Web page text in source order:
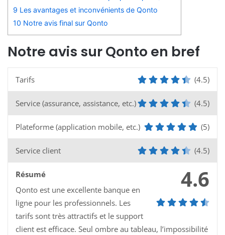
9 Les avantages et inconvénients de Qonto
10 Notre avis final sur Qonto
Notre avis sur Qonto en bref
Tarifs (4.5)
Service (assurance, assistance, etc.) (4.5)
Plateforme (application mobile, etc.) (5)
Service client (4.5)
4.6
Résumé
Qonto est une excellente banque en
ligne pour les professionnels. Les
tarifs sont très attractifs et le support
client est efficace. Seul ombre au tableau, l’impossibilité